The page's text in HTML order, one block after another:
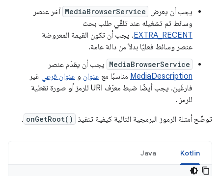
يجب أن يعرض MediaBrowserService آخر عنصر
وسائط تم تشغيله عند تلقّي طلب بحث
EXTRA_RECENT. يجب أن تكون القيمة المعروضة
عنصر وسائط فعليًا بدلاً من دالة عامة.
MediaBrowserService يجب أن يقدّم عنصر
MediaDescription مناسبًا مع عنوان و عنوان فرعي غير
فارغَين. يجب أيضًا ضبط معرّف URI للرمز
أو صورة نقطية
للرمز .
توضّح أمثلة الرموز البرمجية التالية كيفية تنفيذ
onGetRoot()
.
Kotlin
Java